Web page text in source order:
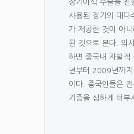
장기이식 수술을 진
사용된 장기의 대다
가 제공한 것이 아
된 것으로 본다. 의
하면 중국내 자발
년부터 2009년까
이다. 중국인들은
기증을 심하게 터부